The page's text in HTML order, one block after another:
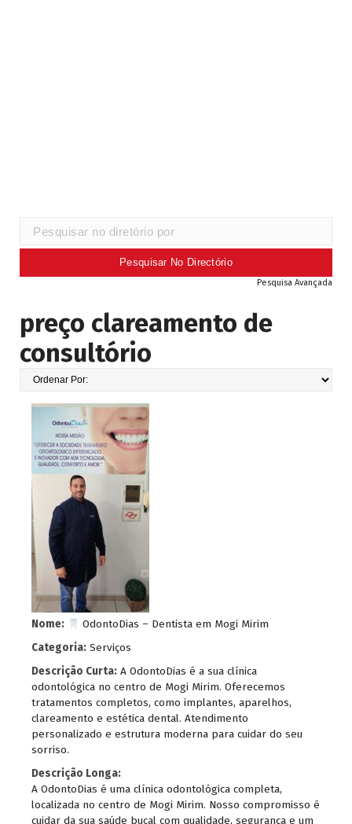
Pesquisa Avançada
preço clareamento de
consultório
Nome:
OdontoDias – Dentista em Mogi Mirim
Categoria: Serviços
Descrição Curta: A OdontoDias é a sua clínica
odontológica no centro de Mogi Mirim. Oferecemos
tratamentos completos, como implantes, aparelhos,
clareamento e estética dental. Atendimento
personalizado e estrutura moderna para cuidar do seu
sorriso.
Descrição Longa:
A OdontoDias é uma clínica odontológica completa,
localizada no centro de Mogi Mirim. Nosso compromisso é
cuidar da sua saúde bucal com qualidade, segurança e um